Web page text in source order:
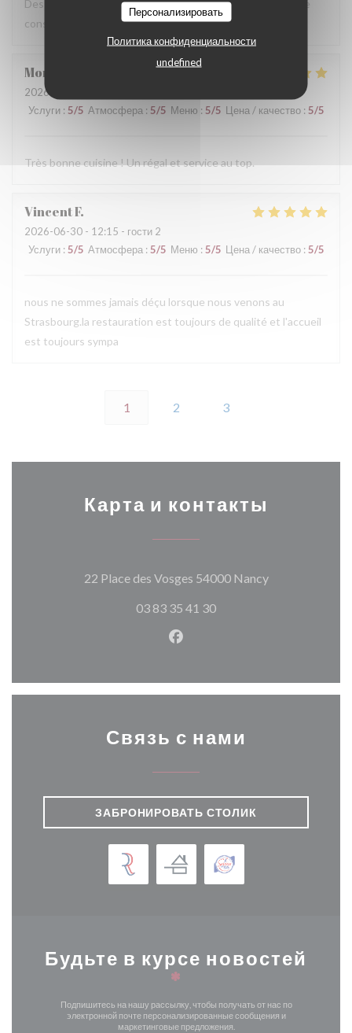
Персонализировать
Политика конфиденциальности
undefined
Des plats excellents et un service au top ! On ne peut que
conseiller ce Maitre Restaurateur.
Morgane
2026-06-30
Услуги : 5/5 Атмосфера : 5/5 Меню : 5/5 Цена / качество : 5/5
Très bonne cuisine ! Un régal et service au top.
VincentF
2026-06-30 - 12:15 - гости 2
Услуги : 5/5 Атмосфера : 5/5 Меню :5/5 Цена / качество :5/5
nous ne sommes jamais déçu lorsque nous venons au
Strasbourg.la restauration est toujours de qualité et l'accueil
est toujours sympa
1 2 3
Карта и контакты
22 Place des Vosges 54000 Nancy
03 83 35 41 30
Facebook ((открывается в
Связь с нами
ЗАБРОНИРОВАТЬ СТОЛИК
Будьте в курсе новостей
*
Подпишитесь на нашу рассылку, чтобы получать от нас по
электронной почте персонализированные сообщения и
маркетинговые предложения.